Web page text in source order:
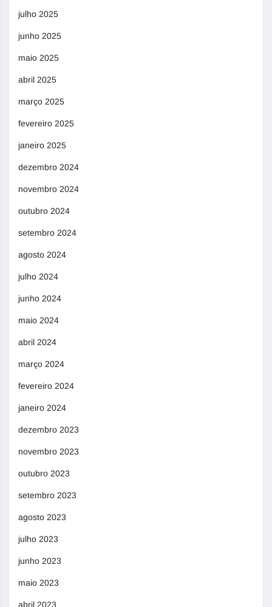
julho 2025
junho 2025
maio 2025
abril 2025
março 2025
fevereiro 2025
janeiro 2025
dezembro 2024
novembro 2024
outubro 2024
setembro 2024
agosto 2024
julho 2024
junho 2024
maio 2024
abril 2024
março 2024
fevereiro 2024
janeiro 2024
dezembro 2023
novembro 2023
outubro 2023
setembro 2023
agosto 2023
julho 2023
junho 2023
maio 2023
abril 2023